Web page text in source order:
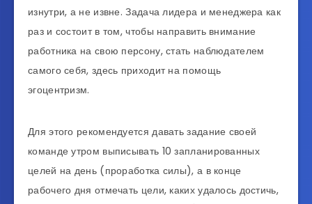
изнутри, а не извне. Задача лидера и менеджера как
раз и состоит в том, чтобы направить внимание
работника на свою персону, стать наблюдателем
самого себя, здесь приходит на помощь
эгоцентризм.
Для этого рекомендуется давать задание своей
команде утром выписывать 10 запланированных
целей на день (проработка силы), а в конце
рабочего дня отмечать цели, каких удалось достичь,